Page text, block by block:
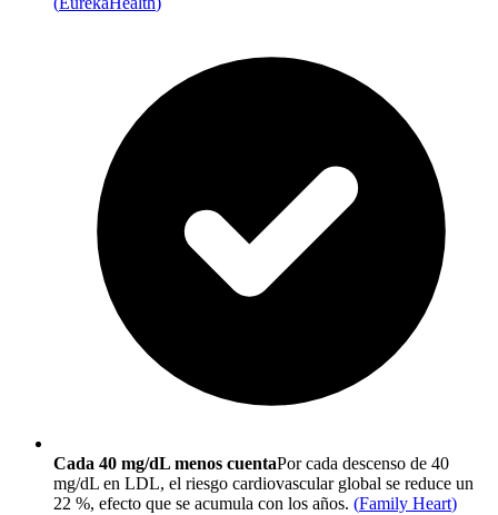
Cada 40 mg/dL menos cuentaPor cada descenso de 40
mg/dL en LDL, el riesgo cardiovascular global se reduce un
22 %, efecto que se acumula con los años. (Family Heart)